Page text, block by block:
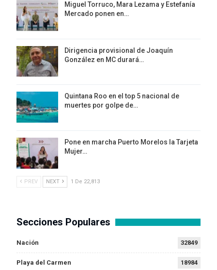
Miguel Torruco, Mara Lezama y Estefanía
Mercado ponen en…
Dirigencia provisional de Joaquín
González en MC durará…
Quintana Roo en el top 5 nacional de
muertes por golpe de…
Pone en marcha Puerto Morelos la Tarjeta
Mujer…
PREV NEXT 1 De 22,813
Secciones Populares
Nación 32849
Playa del Carmen 18984